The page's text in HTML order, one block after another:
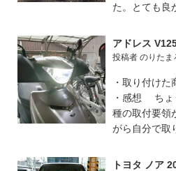
た。とても良
アドレス
投稿者 のりたま
・取り付け
・感想 ちょ
種の取付要領
がら自分で取
トヨタ ノア